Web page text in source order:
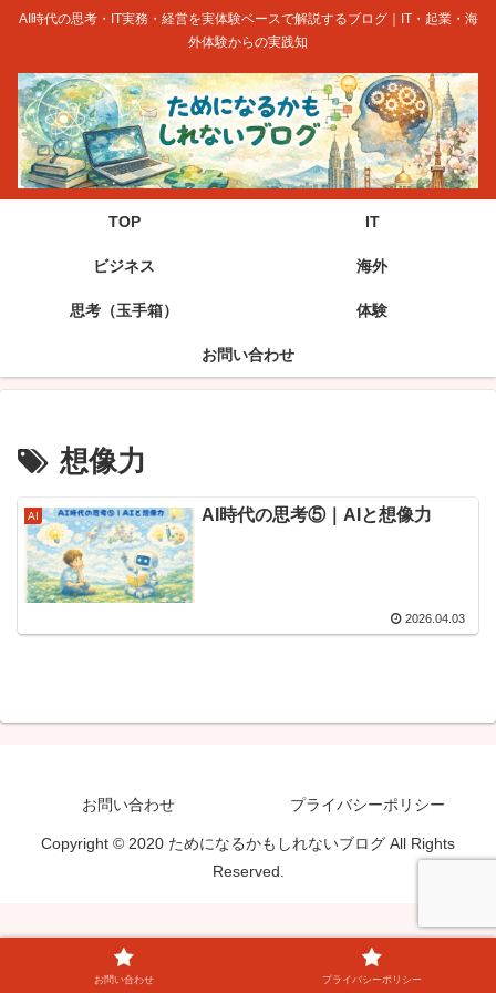
AI時代の思考・IT実務・経営を実体験ベースで解説するブログ｜IT・起業・海
外体験からの実践知
TOP IT
ビジネス 海外
思考（玉手箱） 体験
お問い合わせ
想像力
AI AI時代の思考⑤｜AIと想像力
2026.04.03
お問い合わせ プライバシーポリシー
Copyright © 2020 ためになるかもしれないブログ All Rights
Reserved.
お問い合わせ プライバシーポリシー